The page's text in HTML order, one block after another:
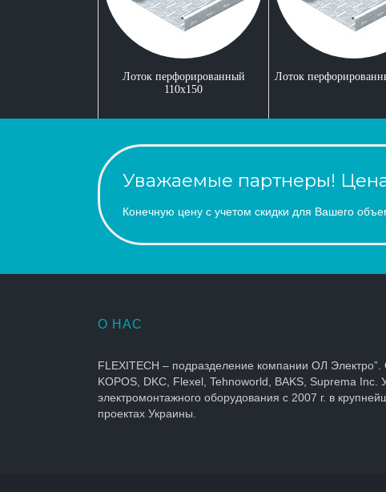
Лоток перфорированный
110x150
Лоток
Уважаемые партнеры!
Конечную цену с учетом скидки для Вашего
О НАС
FLEXITECH – подразделение компании ОЛ
KOPOS, DKC, Flexel, Tehnoworld, BAKS, Suprema Inc.
электромонтажного оборудования с 2007 г. в
проектах Украины.